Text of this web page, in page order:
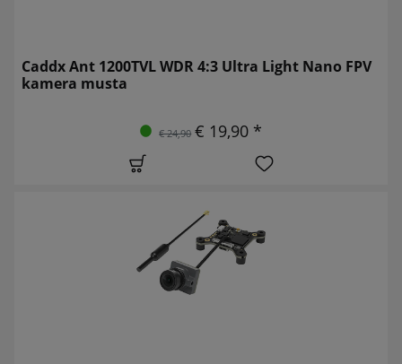
Caddx Ant 1200TVL WDR 4:3 Ultra Light Nano FPV
kamera musta
€ 24,90 € 19,90 *